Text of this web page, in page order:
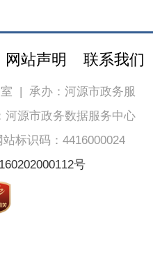
网站声明 联系我们
| 承办：河源市政务服
河源市政务数据服务中心
站标识码：4416000024
号